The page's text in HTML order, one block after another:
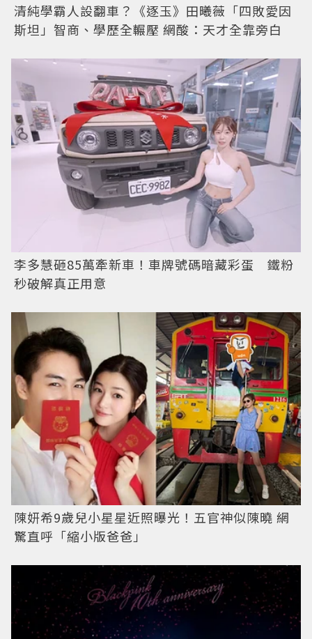
清純學霸人設翻車？《逐玉》田曦薇「四敗愛因
斯坦」智商、學歷全輾壓 網酸：天才全靠旁白
李多慧砸85萬牽新車！車牌號碼暗藏彩蛋 鐵粉
秒破解真正用意
陳妍希9歲兒小星星近照曝光！五官神似陳曉 網
驚直呼「縮小版爸爸」